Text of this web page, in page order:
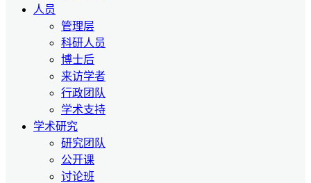
人员
管理层
科研人员
博士后
来访学者
行政团队
学术支持
学术研究
研究团队
公开课
讨论班